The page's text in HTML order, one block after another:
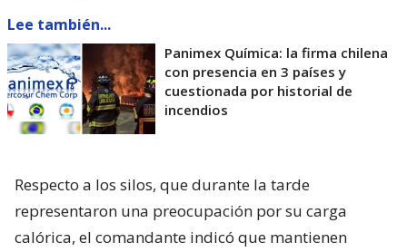
Lee también...
Panimex Química: la firma chilena
con presencia en 3 países y
cuestionada por historial de
incendios
Respecto a los silos, que durante la tarde
representaron una preocupación por su carga
calórica, el comandante indicó que mantienen